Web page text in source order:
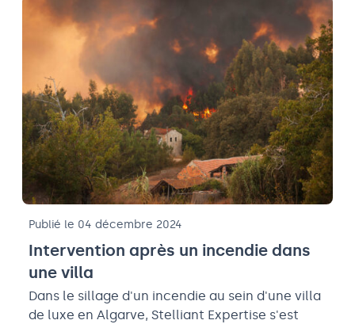
Publié le 04 décembre 2024
Intervention après un incendie dans
une villa
Dans le sillage d'un incendie au sein d'une villa
de luxe en Algarve, Stelliant Expertise s'est